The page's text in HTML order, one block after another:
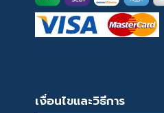
เงื่อนไขและวิธีการ